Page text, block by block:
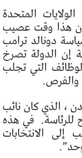
المتحدة
هذا وقت عصيب
دونالد ترامب
إن الدولة تصرخ
التي تجلب
والفرص.
، الذي كان نائب
للرئاسة. في هذه
الانتخابات